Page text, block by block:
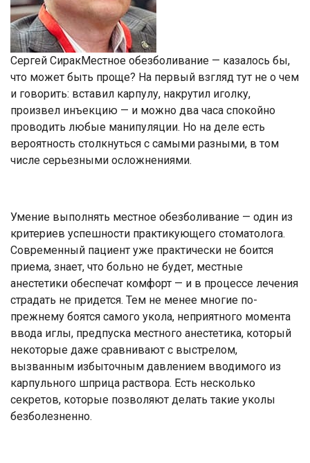
Сергей СиракМестное обезболивание — казалось бы,
что может быть проще? На первый взгляд тут не о чем
и говорить: вставил карпулу, накрутил иголку,
произвел инъекцию — и можно два часа спокойно
проводить любые манипуляции. Но на деле есть
вероятность столкнуться с самыми разными, в том
числе серьезными осложнениями.
Умение выполнять местное обезболивание — один из
критериев успешности практикующего стоматолога.
Современный пациент уже практически не боится
приема, знает, что больно не будет, местные
анестетики обеспечат комфорт — и в процессе лечения
страдать не придется. Тем не менее многие по-
прежнему боятся самого укола, неприятного момента
ввода иглы, предпуска местного анестетика, который
некоторые даже сравнивают с выстрелом,
вызванным избыточным давлением вводимого из
карпульного шприца раствора. Есть несколько
секретов, которые позволяют делать такие уколы
безболезненно.